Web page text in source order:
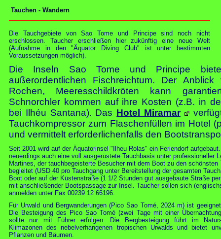
Tauchen - Wandern
Die Tauchgebiete von Sao Tome und Principe sind noch nicht
erschlossen. Taucher erschließen hier zukünftig eine neue Welt
(Aufnahme in den "Äquator Diving Club" ist unter bestimmten
Voraussetzungen möglich).
Die Inseln Sao Tome und Principe
außerordentlichen Fischreichtum. Der Anblick
Rochen, Meeresschildkröten kann
Schnorchler kommen auf ihre Kosten (z.B. in
bei Ilhéu Santana). Das Hotel Miramar
Tauchkompressor zum Flaschenfüllen im Hotel
und vermittelt erforderlichenfalls den
Seit 2001 wird auf der Äquatorinsel "Ilheu Rolas" ein Feriendorf
neuerdings auch eine voll ausgerüstete Tauchbasis unter professioneller
Martines, der tauchbegeisterte Besucher mit dem Boot zu den schönsten
begleitet (USD 40 pro Tauchgang unter Bereitstellung der gesamten
Boot oder auf der Küstenstraße (1 1/2 Stunden gut ausgebaute Straße
mit anschließender Bootspassage zur Insel. Taucher sollen sich
anmelden unter Fax 00239 12 66196.
Für Urwald und Bergwanderungen (Pico Sao Tomé, 2024 m) ist
Die Besteigung des Pico Sao Tomé (zwei Tage mit einer
sollte nur mit Führer erfolgen. Die Bergbesteigung führt im
Klimazonen des nebelverhangenen tropischen Urwalds und bietet
Pflanzen und Bäumen.